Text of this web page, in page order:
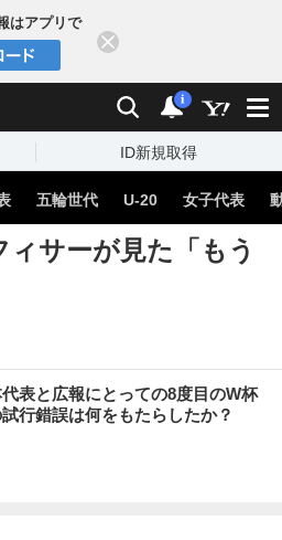
はアプリで
検索
通知数：
i
ID新規取得
五輪世代 U-20 女子代表
サーが見た「もう
表と広報にとっての8度目のW杯
行錯誤は何をもたらしたか？